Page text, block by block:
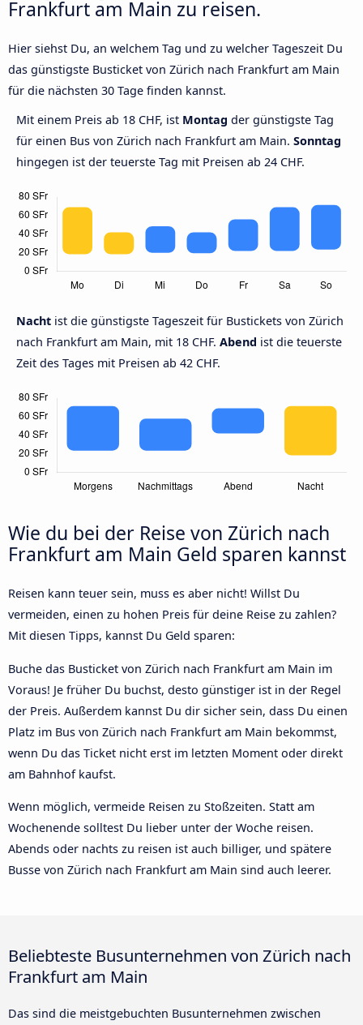
Frankfurt am Main zu reisen.
Hier siehst Du, an welchem Tag und zu welcher Tageszeit Du
das günstigste Busticket von Zürich nach Frankfurt am Main
für die nächsten 30 Tage finden kannst.
Mit einem Preis ab 18 CHF, ist Montag der günstigste Tag
für einen Bus von Zürich nach Frankfurt am Main. Sonntag
hingegen ist der teuerste Tag mit Preisen ab 24 CHF.
Nacht ist die günstigste Tageszeit für Bustickets von Zürich
nach Frankfurt am Main, mit 18 CHF. Abend ist die teuerste
Zeit des Tages mit Preisen ab 42 CHF.
Wie du bei der Reise von Zürich nach
Frankfurt am Main Geld sparen kannst
Reisen kann teuer sein, muss es aber nicht! Willst Du
vermeiden, einen zu hohen Preis für deine Reise zu zahlen?
Mit diesen Tipps, kannst Du Geld sparen:
Buche das Busticket von Zürich nach Frankfurt am Main im
Voraus! Je früher Du buchst, desto günstiger ist in der Regel
der Preis. Außerdem kannst Du dir sicher sein, dass Du einen
Platz im Bus von Zürich nach Frankfurt am Main bekommst,
wenn Du das Ticket nicht erst im letzten Moment oder direkt
am Bahnhof kaufst.
Wenn möglich, vermeide Reisen zu Stoßzeiten. Statt am
Wochenende solltest Du lieber unter der Woche reisen.
Abends oder nachts zu reisen ist auch billiger, und spätere
Busse von Zürich nach Frankfurt am Main sind auch leerer.
Beliebteste Busunternehmen von Zürich nach
Frankfurt am Main
Das sind die meistgebuchten Busunternehmen zwischen